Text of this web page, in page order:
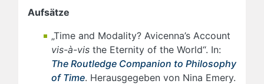
Aufsätze
„Time and Modality? Avicenna’s Account
vis-à-vis the Eternity of the World“. In:
The Routledge Companion to Philosophy
of Time. Herausgegeben von Nina Emery.